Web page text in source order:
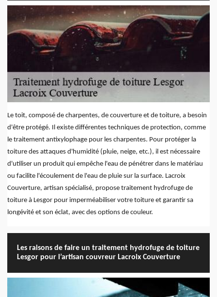
Le toit, composé de charpentes, de couverture et de toiture, a besoin
d'être protégé. Il existe différentes techniques de protection, comme
le traitement antixylophage pour les charpentes. Pour protéger la
toiture des attaques d'humidité (pluie, neige, etc.), il est nécessaire
d'utiliser un produit qui empêche l'eau de pénétrer dans le matériau
ou facilite l'écoulement de l'eau de pluie sur la surface. Lacroix
Couverture, artisan spécialisé, propose traitement hydrofuge de
toiture à Lesgor pour imperméabiliser votre toiture et garantir sa
longévité et son éclat, avec des options de couleur.
Les raisons de faire un traitement hydrofuge de toiture
Lesgor pour l’artisan couvreur Lacroix Couverture